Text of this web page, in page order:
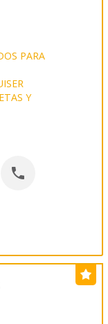
PARA
Y
